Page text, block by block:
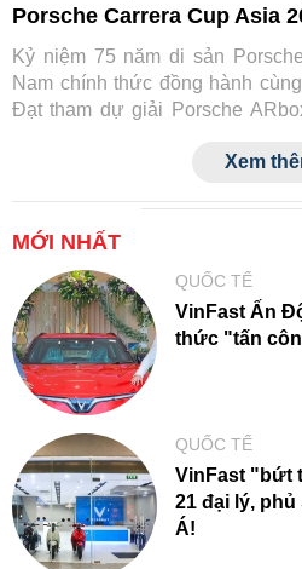
Porsche Carrera Cup Asia
Kỷ niệm 75 năm di sản
Nam chính thức đồng hành
Đạt tham dự giải Porsche
trường danh giá này, đồng thời
Xem
MỚI NHẤT
QUỐC TẾ
VinFast Ấn
thức "tấn
QUỐC TẾ
VinFast "bứt
21 đại lý,
Á!